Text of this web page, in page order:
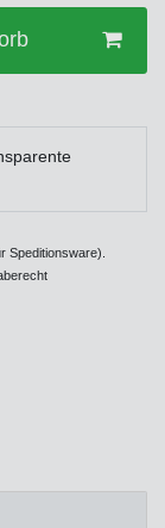
Speditionsware).